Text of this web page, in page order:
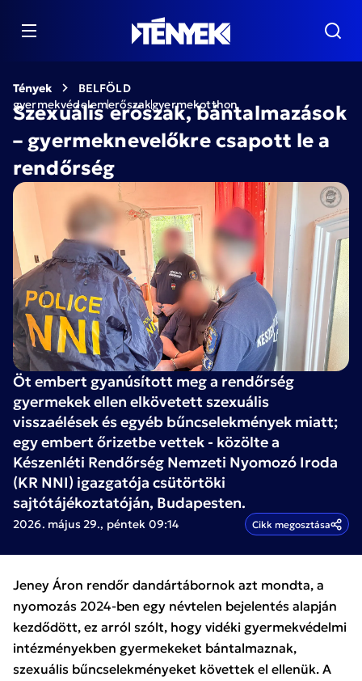
Tények
BELFÖLD
gyermekvédelemerőszakgyermekotthon
Szexuális erőszak, bántalmazások
– gyermeknevelőkre csapott le a
rendőrség
Öt embert gyanúsított meg a rendőrség
gyermekek ellen elkövetett szexuális
visszaélések és egyéb bűncselekmények miatt;
egy embert őrizetbe vettek - közölte a
Készenléti Rendőrség Nemzeti Nyomozó Iroda
(KR NNI) igazgatója csütörtöki
sajtótájékoztatóján, Budapesten.
2026. május 29., péntek 09:14 Cikk megosztása
Jeney Áron rendőr dandártábornok azt mondta, a
nyomozás 2024-ben egy névtelen bejelentés alapján
kezdődött, ez arról szólt, hogy vidéki gyermekvédelmi
intézményekben gyermekeket bántalmaznak,
szexuális bűncselekményeket követtek el ellenük. A